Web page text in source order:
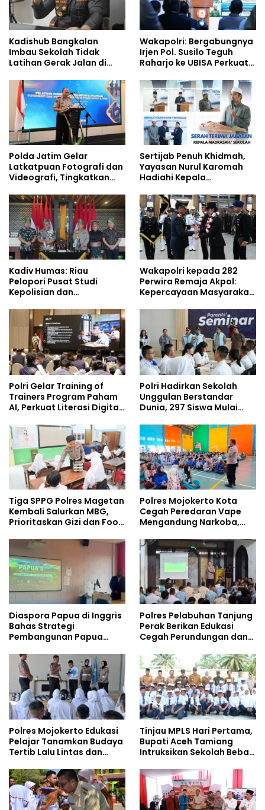
Kadishub Bangkalan
Imbau Sekolah Tidak
Latihan Gerak Jalan di
Wakapolri: Bergabungnya
Irjen Pol. Susilo Teguh
Raharjo ke UBISA Perkuat
Studi Kepolisian
Polda Jatim Gelar
Latkatpuan Fotografi dan
Videografi, Tingkatkan
Era Digital
Sertijab Penuh Khidmah,
Yayasan Nurul Karomah
Hadiahi Kepala
Umrah
Kadiv Humas: Riau
Pelopori Pusat Studi
Kepolisian dan
Policing Masuki Babak
Wakapolri kepada 282
Perwira Remaja Akpol:
Kepercayaan Masyarakat
Polri Gelar Training of
Trainers Program Paham
AI, Perkuat Literasi Digital
Polri Hadirkan Sekolah
Unggulan Berstandar
Dunia, 297 Siswa Mulai
Tiga SPPG Polres Magetan
Kembali Salurkan MBG,
Prioritaskan Gizi dan Food
Polres Mojokerto Kota
Cegah Peredaran Vape
Mengandung Narkoba,
Kalangan Remaja
Diaspora Papua di Inggris
Bahas Strategi
Pembangunan Papua
Doktoral Internasional
Polres Pelabuhan Tanjung
Perak Berikan Edukasi
Cegah Perundungan dan
kepada Pelajar MPLS
Polres Mojokerto Edukasi
Pelajar Tanamkan Budaya
Tertib Lalu Lintas dan
Tinjau MPLS Hari Pertama,
Bupati Aceh Tamiang
Intruksikan Sekolah Bebas